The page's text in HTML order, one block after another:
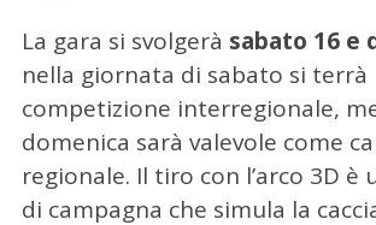
La gara si svolgerà sabato 16 e
nella giornata di sabato si terrà
competizione interregionale,
domenica sarà valevole come
regionale. Il tiro con l’arco 3D è
di campagna che simula la